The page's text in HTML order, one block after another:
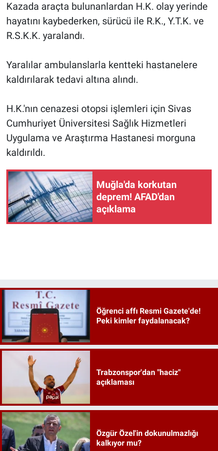
Kazada araçta bulunanlardan H.K. olay yerinde
hayatını kaybederken, sürücü ile R.K., Y.T.K. ve
R.S.K.K. yaralandı.
Yaralılar ambulanslarla kentteki hastanelere
kaldırılarak tedavi altına alındı.
H.K.'nın cenazesi otopsi işlemleri için Sivas
Cumhuriyet Üniversitesi Sağlık Hizmetleri
Uygulama ve Araştırma Hastanesi morguna
kaldırıldı.
Muğla'da korkutan
deprem! AFAD'dan
açıklama
Öğrenci affı Resmi Gazete'de!
Peki kimler faydalanacak?
Trabzonspor'dan "haciz"
açıklaması
Özgür Özel'in dokunulmazlığı
kalkıyor mu?